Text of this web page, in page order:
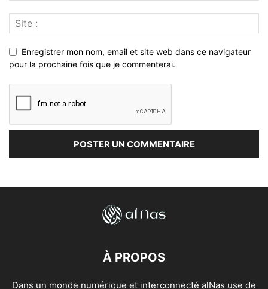
Enregistrer mon nom, email et site web dans ce navigateur
pour la prochaine fois que je commenterai.
À PROPOS
Dans un monde numérique et interconnecté alNas use de